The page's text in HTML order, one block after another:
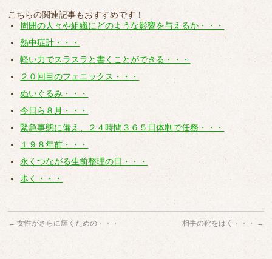
こちらの関連記事もおすすめです！
周囲の人々や組織にどのような影響を与えるか・・・
熱中症計・・・
軽い力でスラスラと書くことができる・・・
２０回目のフェニックス・・・
ぬいぐるみ・・・
今日ら８月・・・
緊急事態に備え、２４時間３６５日体制で任務・・・
１９８年前・・・
永くつながる生前整理の日・・・
歩く・・・
← 女性がさらに輝くための・・・ 相手の靴をはく・・・ →